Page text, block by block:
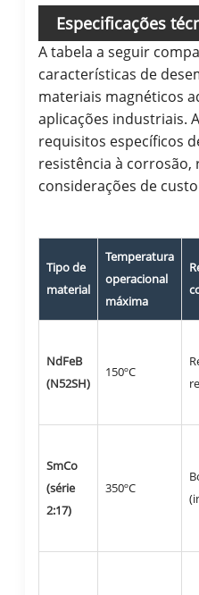
Especificações
magnéticos de nível
A tabela a seguir
características de
materiais magnéticos
aplicações industriais.
requisitos específicos
resistência à corrosão,
considerações de
Tipo de
material
Temperatura
operacional
máxima
NdFeB
(N52SH)
150ºC
SmCo
(série
2:17)
350ºC